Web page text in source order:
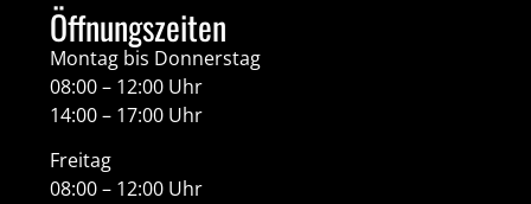
Öffnungszeiten
Montag bis Donnerstag
08:00 – 12:00 Uhr
14:00 – 17:00 Uhr
Freitag
08:00 – 12:00 Uhr